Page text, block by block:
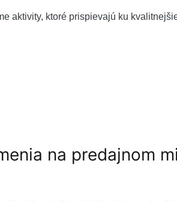
aktivity, ktoré prispievajú ku
na predajnom